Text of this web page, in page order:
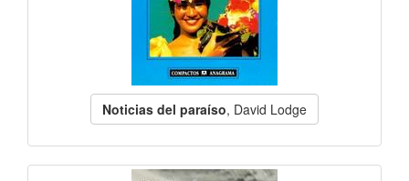
Noticias del paraíso, David Lodge